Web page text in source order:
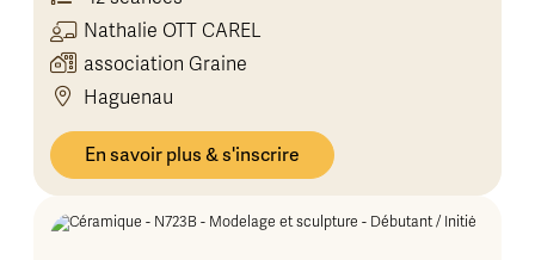
Nathalie OTT CAREL
association Graine
Haguenau
En savoir plus & s'inscrire